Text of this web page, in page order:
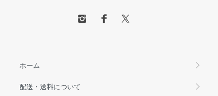
ホーム
配送・送料について